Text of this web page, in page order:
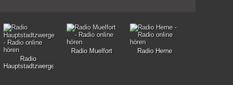
Radio
Hauptstadtzwerge
Radio Muelfort Radio Herne